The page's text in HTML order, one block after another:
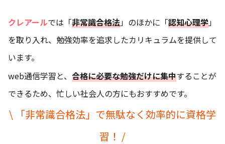
クレアールでは「非常識合格法」のほかに「認知心理学」
を取り入れ、勉強効率を追求したカリキュラムを提供して
います。
web通信学習と、 合格に必要な勉強だけに集中することが
できるため、忙しい社会人の方にもおすすめです。
\ 「非常識合格法」で無駄なく効率的に資格学
習！ /